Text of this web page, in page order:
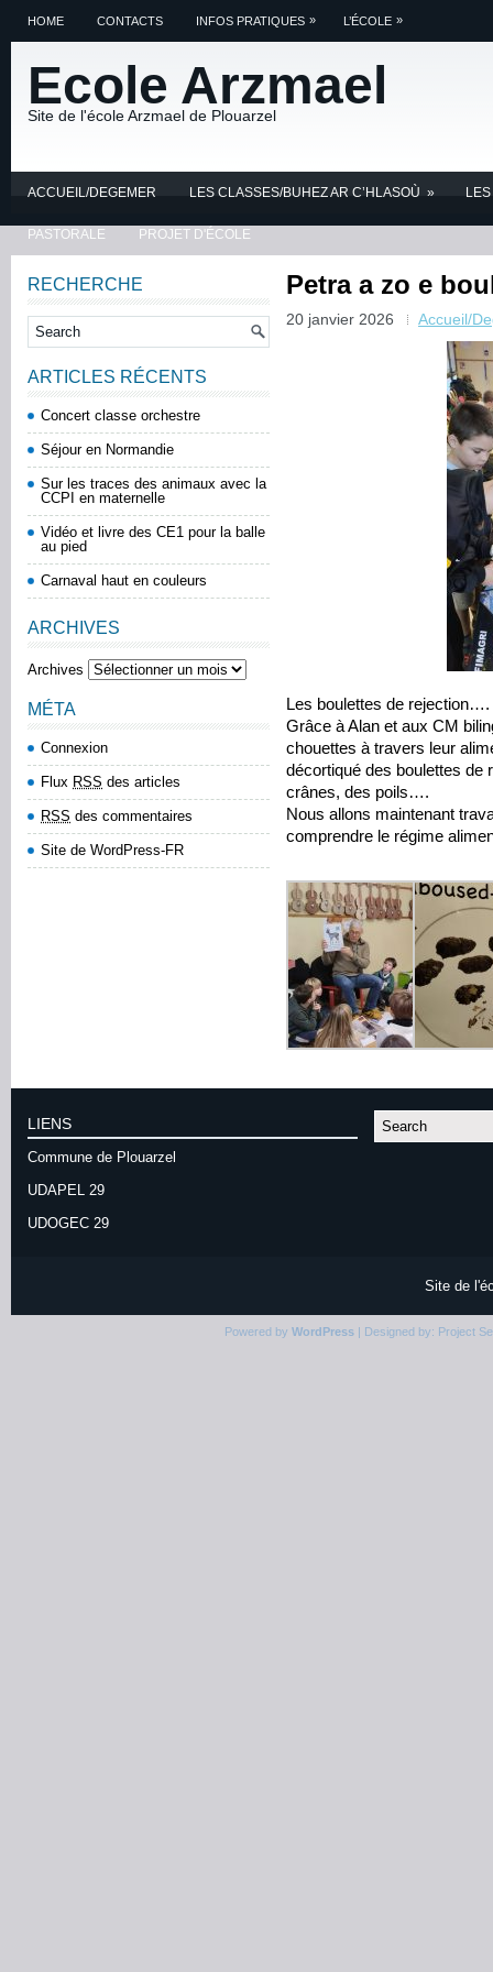
HOME CONTACTS INFOS PRATIQUES » L’ÉCOLE »
Ecole Arzmael
Site de l'école Arzmael de Plouarzel
ACCUEIL/DEGEMER LES CLASSES/BUHEZ AR C’HLASOÙ »
PASTORALE PROJET D'ÉCOLE
Petra a zo e
20 janvier 2026 Accueil/
Les boulettes de rejection….
Grâce à Alan et aux CM
chouettes à travers leur
décortiqué des boulettes de
crânes, des poils….
Nous allons maintenant
comprendre le régime
RECHERCHE
ARTICLES RÉCENTS
Concert classe orchestre
Séjour en Normandie
Sur les traces des animaux avec la
CCPI en maternelle
Vidéo et livre des CE1 pour la balle
au pied
Carnaval haut en couleurs
ARCHIVES
Archives
MÉTA
Connexion
Flux RSS des articles
RSS des commentaires
Site de WordPress-FR
LIENS
Commune de Plouarzel
UDAPEL 29
UDOGEC 29
Site de
Powered by WordPress| Designed by: Project